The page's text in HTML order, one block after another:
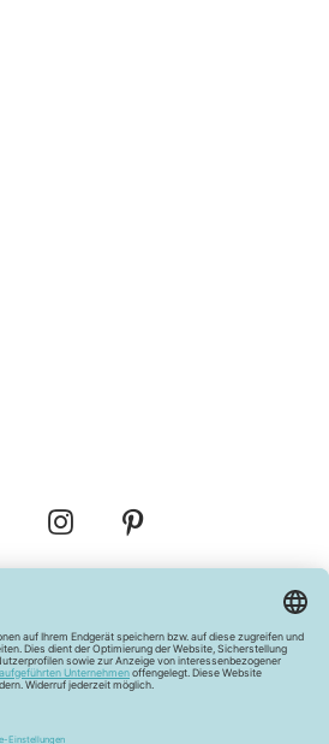
Vertrag widerrufen